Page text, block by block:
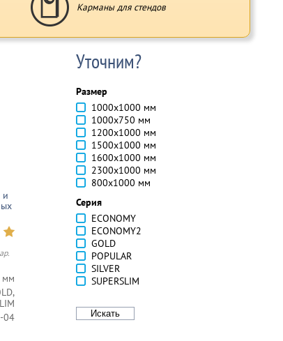
Карманы для стендов
Уточним?
Размер
1000х1000 мм
1000х750 мм
1200х1000 мм
1500х1000 мм
1600х1000 мм
2300х1000 мм
800х1000 мм
Серия
ECONOMY
ECONOMY2
GOLD
POPULAR
SILVER
SUPERSLIM
и
мм
04